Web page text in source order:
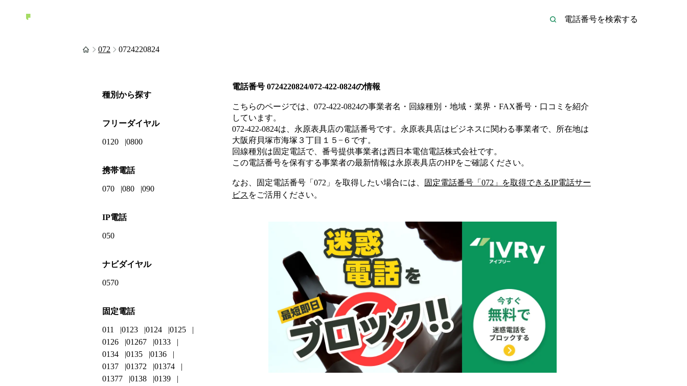
072 0724220824
電話番号 0724220824/072-422-0824の情報
こちらのページでは、 072-422-0824の事業者名・回線種別・地域・業界・FAX番号・口コミを紹介
しています。
072-422-0824は、 永原表具店の電話番号です。 永原表具店は ビジネスに関わる事業者で、所在地は
大阪府貝塚市海塚３丁目１５−６ です。
回線種別は固定電話で、番号提供事業者は西日本電信電話株式会社です。
この電話番号を保有する事業者の最新情報は永原表具店のHPをご確認ください。
なお、固定電話番号「 072 」を取得したい場合には、 固定電話番号「 072 」を取得できるIP電話サー
ビス をご活用ください。
種別から探す
フリーダイヤル
0120 0800
携帯電話
070 080 090
IP電話
050
ナビダイヤル
0570
固定電話
011 0123 0124
0125
0126
01267
0133
0134
0135
0136
0137
01372
01374
01377
0138
0139